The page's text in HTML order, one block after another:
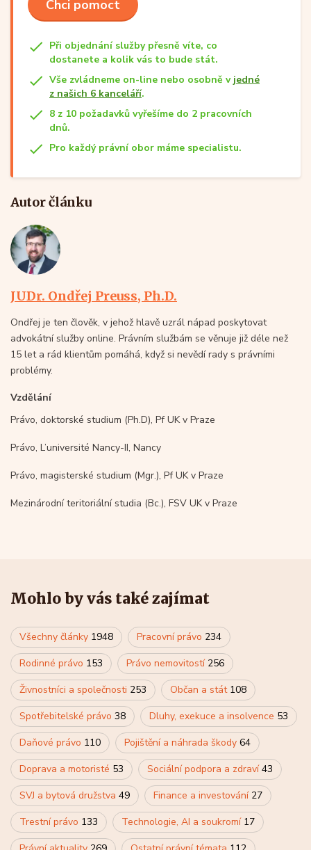
Chci pomoct
Při objednání služby přesně víte, co
dostanete a kolik vás to bude stát.
Vše zvládneme on-line nebo osobně v jedné
z našich 6 kanceláří.
8 z 10 požadavků vyřešíme do 2 pracovních
dnů.
Pro každý právní obor máme specialistu.
Autor článku
JUDr. Ondřej Preuss, Ph.D.
Ondřej je ten člověk, v jehož hlavě uzrál nápad poskytovat
advokátní služby online. Právním službám se věnuje již déle než
15 let a rád klientům pomáhá, když si nevědí rady s právními
problémy.
Vzdělání
Právo, doktorské studium (Ph.D), Pf UK v Praze
Právo, L’université Nancy-II, Nancy
Právo, magisterské studium (Mgr.), Pf UK v Praze
Mezinárodní teritoriální studia (Bc.), FSV UK v Praze
Mohlo by vás také zajímat
Všechny články 1948 Pracovní právo 234
Rodinné právo 153 Právo nemovitostí 256
Živnostníci a společnosti 253 Občan a stát 108
Spotřebitelské právo 38 Dluhy, exekuce a insolvence 53
Daňové právo 110 Pojištění a náhrada škody 64
Doprava a motoristé 53 Sociální podpora a zdraví43
SVJ a bytová družstva 49 Finance a investování 27
Trestní právo 133 Technologie, AI a soukromí 17